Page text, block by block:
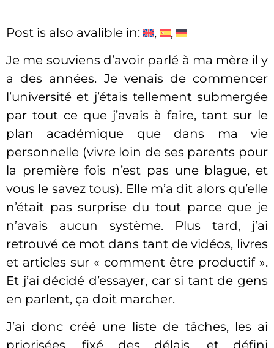
Post is also avalible in:
Je me souviens d’avoir parlé à ma mère il y
a des années. Je venais de commencer
l’université et j’étais tellement submergée
par tout ce que j’avais à faire, tant sur le
plan académique que dans ma vie
personnelle (vivre loin de ses parents pour
la première fois n’est pas une blague, et
vous le savez tous). Elle m’a dit alors qu’elle
n’était pas surprise du tout parce que je
n’avais aucun système. Plus tard, j’ai
retrouvé ce mot dans tant de vidéos, livres
et articles sur « comment être productif ».
Et j’ai décidé d’essayer, car si tant de gens
en parlent, ça doit marcher.
J’ai donc créé une liste de tâches, les ai
priorisées, fixé des délais, et défini